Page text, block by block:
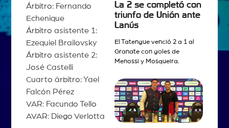
Árbitro: Fernando
Echenique
Árbitro asistente 1:
Ezequiel Brailovsky
Árbitro asistente 2:
José Castelli
Cuarto árbitro: Yael
Falcón Pérez
VAR: Facundo Tello
AVAR: Diego Verlotta
La 2 se completó con
triunfo de Unión ante
Lanús
El Tatengue venció 2 a 1 al
Granate con goles de
Menossi y Mosqueira.